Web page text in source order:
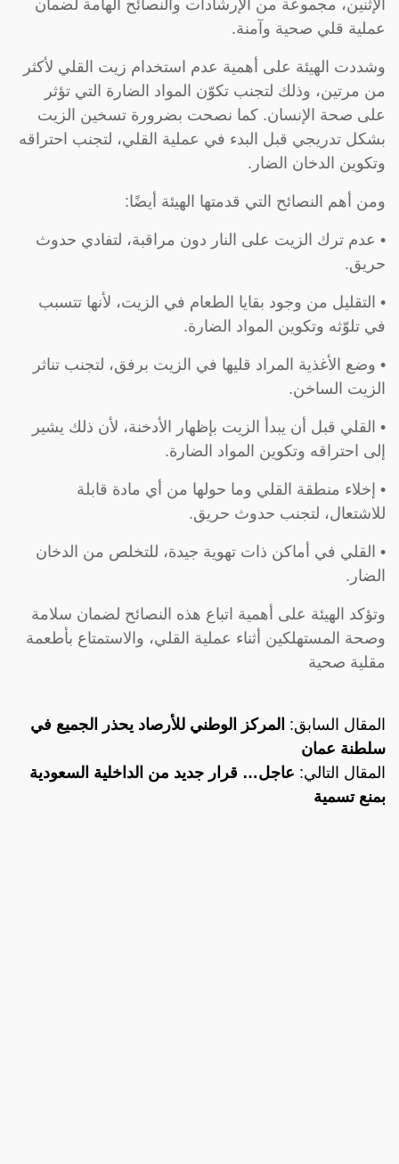
الإثنين، مجموعة من الإرشادات والنصائح الهامة لضمان
عملية قلي صحية وآمنة.
وشددت الهيئة على أهمية عدم استخدام زيت القلي لأكثر
من مرتين، وذلك لتجنب تكوّن المواد الضارة التي تؤثر
على صحة الإنسان. كما نصحت بضرورة تسخين الزيت
بشكل تدريجي قبل البدء في عملية القلي، لتجنب احتراقه
وتكوين الدخان الضار.
ومن أهم النصائح التي قدمتها الهيئة أيضًا:
• عدم ترك الزيت على النار دون مراقبة، لتفادي حدوث
حريق.
• التقليل من وجود بقايا الطعام في الزيت، لأنها تتسبب
في تلوّثه وتكوين المواد الضارة.
• وضع الأغذية المراد قليها في الزيت برفق، لتجنب تناثر
الزيت الساخن.
• القلي قبل أن يبدأ الزيت بإظهار الأدخنة، لأن ذلك يشير
إلى احتراقه وتكوين المواد الضارة.
• إخلاء منطقة القلي وما حولها من أي مادة قابلة
للاشتعال، لتجنب حدوث حريق.
• القلي في أماكن ذات تهوية جيدة، للتخلص من الدخان
الضار.
وتؤكد الهيئة على أهمية اتباع هذه النصائح لضمان سلامة
وصحة المستهلكين أثناء عملية القلي، والاستمتاع بأطعمة
مقلية صحية
المقال السابق: المركز الوطني للأرصاد يحذر الجميع في
سلطنة عمان
المقال التالي: عاجل… قرار جديد من الداخلية السعودية
بمنع تسمية